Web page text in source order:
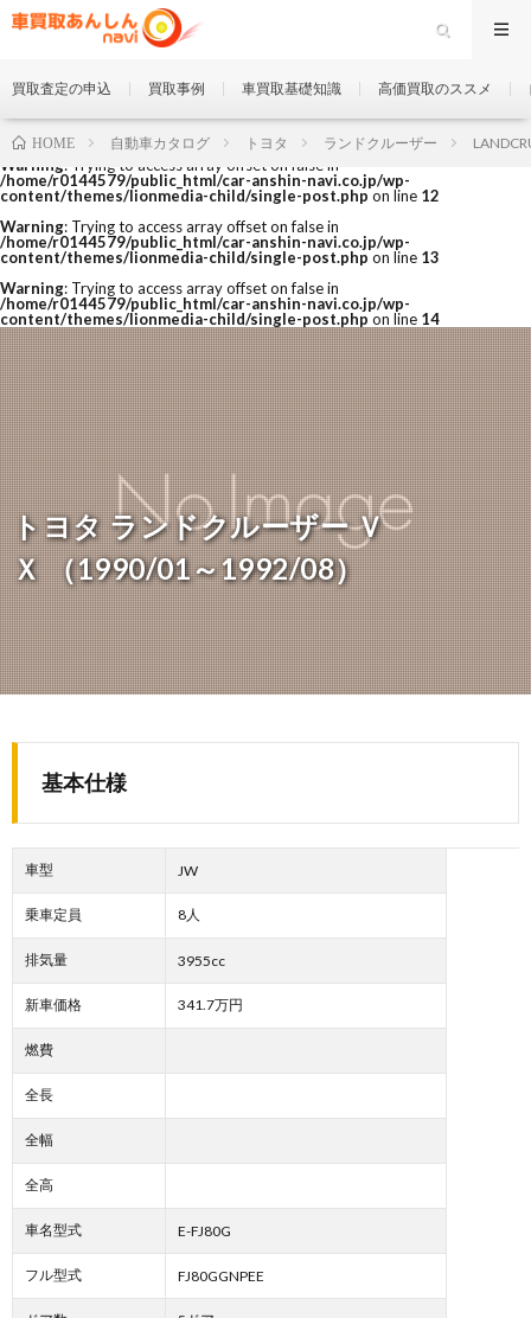
Warning: Trying to access array offset on false in
/home/r0144579/public_html/car-anshin-navi.co.jp/wp-
content/themes/lionmedia-child/single-post.php on line 12
Warning: Trying to access array offset on false in
/home/r0144579/public_html/car-anshin-navi.co.jp/wp-
content/themes/lionmedia-child/single-post.php on line 13
Warning: Trying to access array offset on false in
/home/r0144579/public_html/car-anshin-navi.co.jp/wp-
content/themes/lionmedia-child/single-post.php on line 14
買取査定の申込 買取事例 車買取基礎知識 高価買取のススメ
トヨタ ランドクルーザー Ｖ
Ｘ （1990/01～1992/08）
HOME 自動車カタログ トヨタ ランドクルーザー
基本仕様
車型 JW
乗車定員 8人
排気量 3955cc
新車価格 341.7万円
燃費
全長
全幅
全高
車名型式 E-FJ80G
フル型式 FJ80GGNPEE